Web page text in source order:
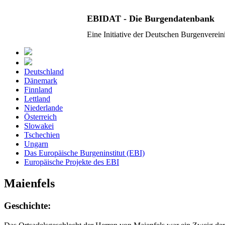
EBIDAT - Die Burgendatenbank
Eine Initiative der Deutschen
Deutschland
Dänemark
Finnland
Lettland
Niederlande
Österreich
Slowakei
Tschechien
Ungarn
Das Europäische Burgeninstitut (EBI)
Europäische Projekte des EBI
Maienfels
Geschichte: